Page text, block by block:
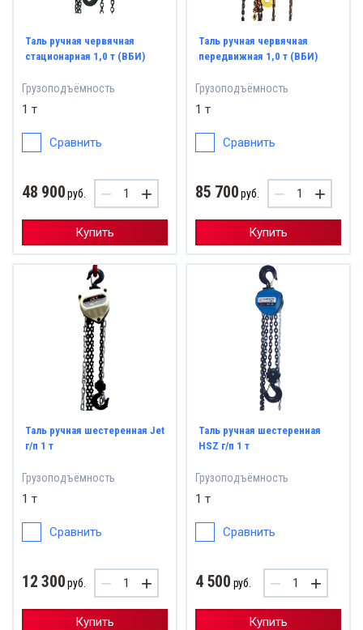
Таль ручная червячная
стационарная 1,0 т (ВБИ)
Грузоподъёмность
1 т
Сравнить
48 900руб. − +
Купить
Таль ручная червячная
передвижная 1,0 т (ВБИ)
Грузоподъёмность
1 т
Сравнить
85 700руб. − +
Купить
Таль ручная шестеренная Jet
г/п 1 т
Грузоподъёмность
1 т
Сравнить
12 300руб. − +
Купить
Таль ручная шестеренная
HSZ г/п 1 т
Грузоподъёмность
1 т
Сравнить
4 500 руб. − +
Купить